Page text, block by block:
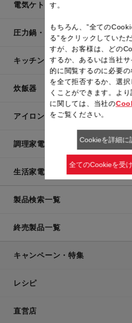
電気ケトル
圧力鍋・電気圧力鍋
キッチン用品
炊飯器
アイロン・衣類スチーマー
調理家電
生活家電
製品検索一覧
終売製品一覧
キャンペーン・特集
レシピ
直営店
す。
もちろん、”全ての
る”をクリックしていた
すが、お客様は、どの
するか、あるいは当社サ
的に閲覧するのに必要
を全て拒否するか、選
くことができます。よ
に関しては、当社の
をご覧ください。
Cookieを詳細に
全てのCookieを受